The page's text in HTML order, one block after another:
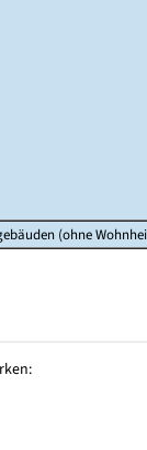
(ohne